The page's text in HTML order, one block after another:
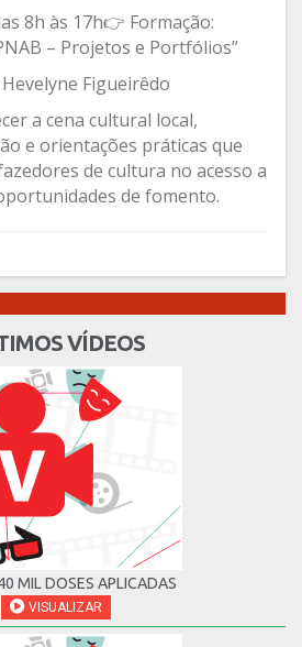
8h às 17h👉 Formação:
– Projetos e Portfólios”
Figueirêdo
a cena cultural local,
e orientações práticas que
de cultura no acesso a
de fomento.
VÍDEOS
MIL DOSES APLICADAS
VISUALIZAR